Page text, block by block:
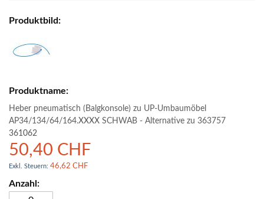
Heber pneumatisch (Balgkonsole) zu UP-Umbaumöbel
AP34/134/64/164.XXXX SCHWAB - Alternative zu 363757
361062
50,40 CHF
46,62 CHF